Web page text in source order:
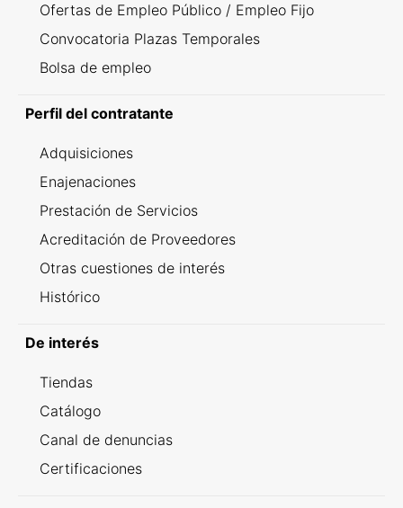
Ofertas de Empleo Público / Empleo Fijo
Convocatoria Plazas Temporales
Bolsa de empleo
Perfil del contratante
Adquisiciones
Enajenaciones
Prestación de Servicios
Acreditación de Proveedores
Otras cuestiones de interés
Histórico
De interés
Tiendas
Catálogo
Canal de denuncias
Certificaciones